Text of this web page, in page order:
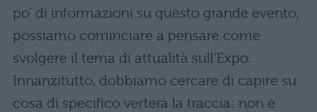
po’ di informazioni su questo grande evento,
possiamo cominciare a pensare come
svolgere il tema di attualità sull’Expo.
Innanzitutto, dobbiamo cercare di capire su
cosa di specifico verterà la traccia: non è